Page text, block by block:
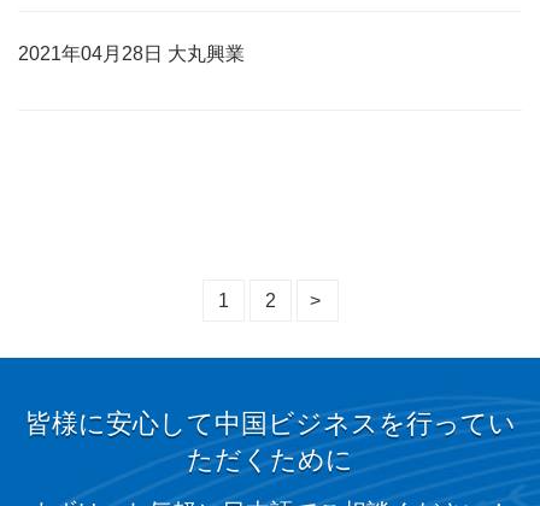
2021年04月28日 大丸興業
1 2 >
皆様に安心して中国ビジネスを行ってい
ただくために